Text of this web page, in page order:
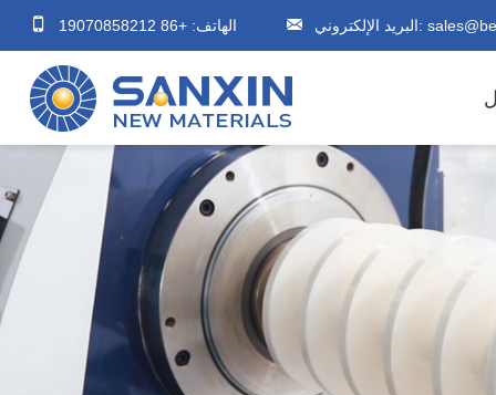
الهاتف: +86 19070858212 البريد الإلكتروني: